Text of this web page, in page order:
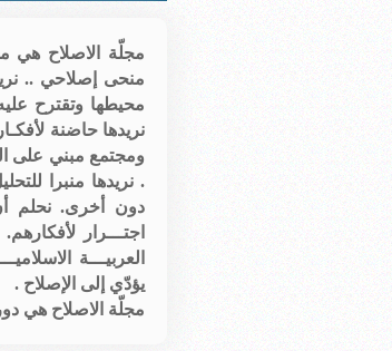
مجلّة الاصلاح هي
منحى إصلاحي ..
محيطها وتقترح
نريدها حاضنة
ومجتمع مبني على
. نريدها منبرا
دون أخرى. نحلم
اجتـــرار
العربيـــة
يؤدّي إلى الإصلاح .
مجلّة الاصلاح هي